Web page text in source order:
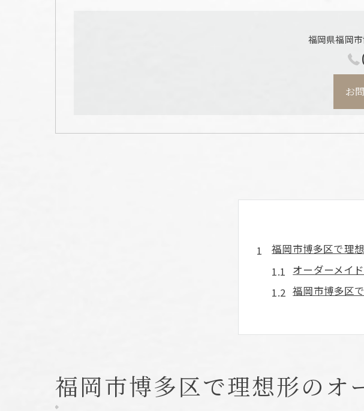
福岡県福岡
お
福岡市博多区で理
オーダーメイ
福岡市博多区
理想のリング
マーキスカッ
マーキスカット指
マーキスカッ
福岡市博多区で理想形のオ